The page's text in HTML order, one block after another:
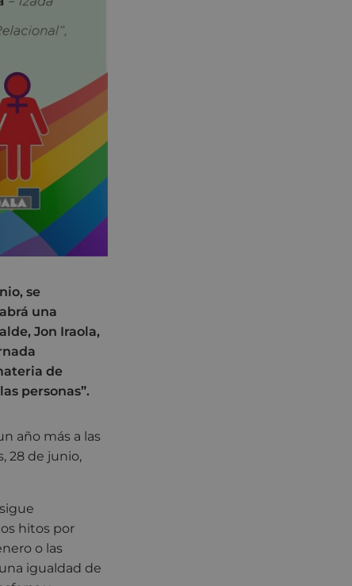
se
una
Jon Iraola,
de
personas”.
año más a las
28 de junio,
hitos por
o las
igualdad de